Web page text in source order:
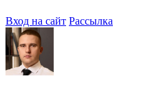
Вход на сайт Рассылка